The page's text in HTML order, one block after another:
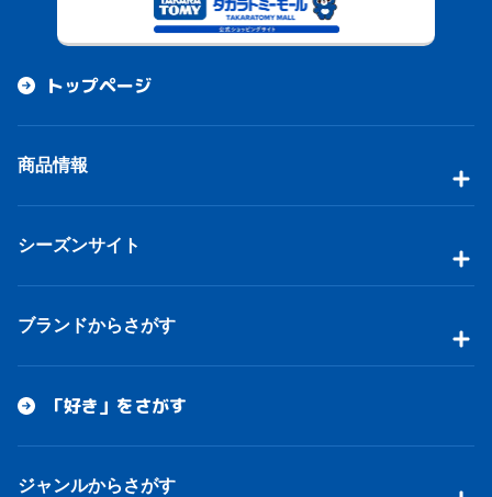
トップページ
商品情報
シーズンサイト
ブランドからさがす
「好き」をさがす
ジャンルからさがす